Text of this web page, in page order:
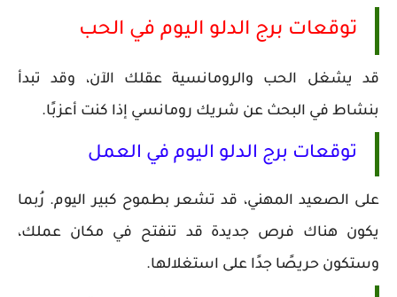
توقعات برج الدلو اليوم في الحب
قد يشغل الحب والرومانسية عقلك الآن، وقد تبدأ
بنشاط في البحث عن شريك رومانسي إذا كنت أعزبًا.
توقعات برج الدلو اليوم في العمل
على الصعيد المهني، قد تشعر بطموح كبير اليوم. رُبما
يكون هناك فرص جديدة قد تنفتح في مكان عملك،
وستكون حريصًا جدًا على استغلالها.